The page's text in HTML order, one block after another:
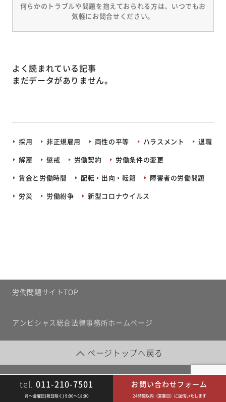
何らかのトラブルや問題を抱えておられる方は、いつでもお
気軽にお問合せください。
よく読まれている記事
まだデータがありません。
採用 非正規雇用 両性の平等 ハラスメント
退職
解雇
懲戒 労働契約
労働条件の変更
賃金と労働時間
配転・出向・転籍
障害者の労働問題
労災
労働紛争 新型コロナウイルス
tel.011-210-7501
月〜金曜日(祝日除く) 9:00〜18:00
お問い合わせフォーム
24時間以内（営業日）に返信いたします
労働問題サイトTOP
アンビシャス総合法律事務所ホームページ
ページトップへ戻る
©2026 Ambitious Law Office